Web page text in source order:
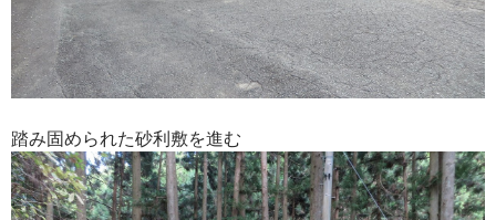
踏み固められた砂利敷を進む